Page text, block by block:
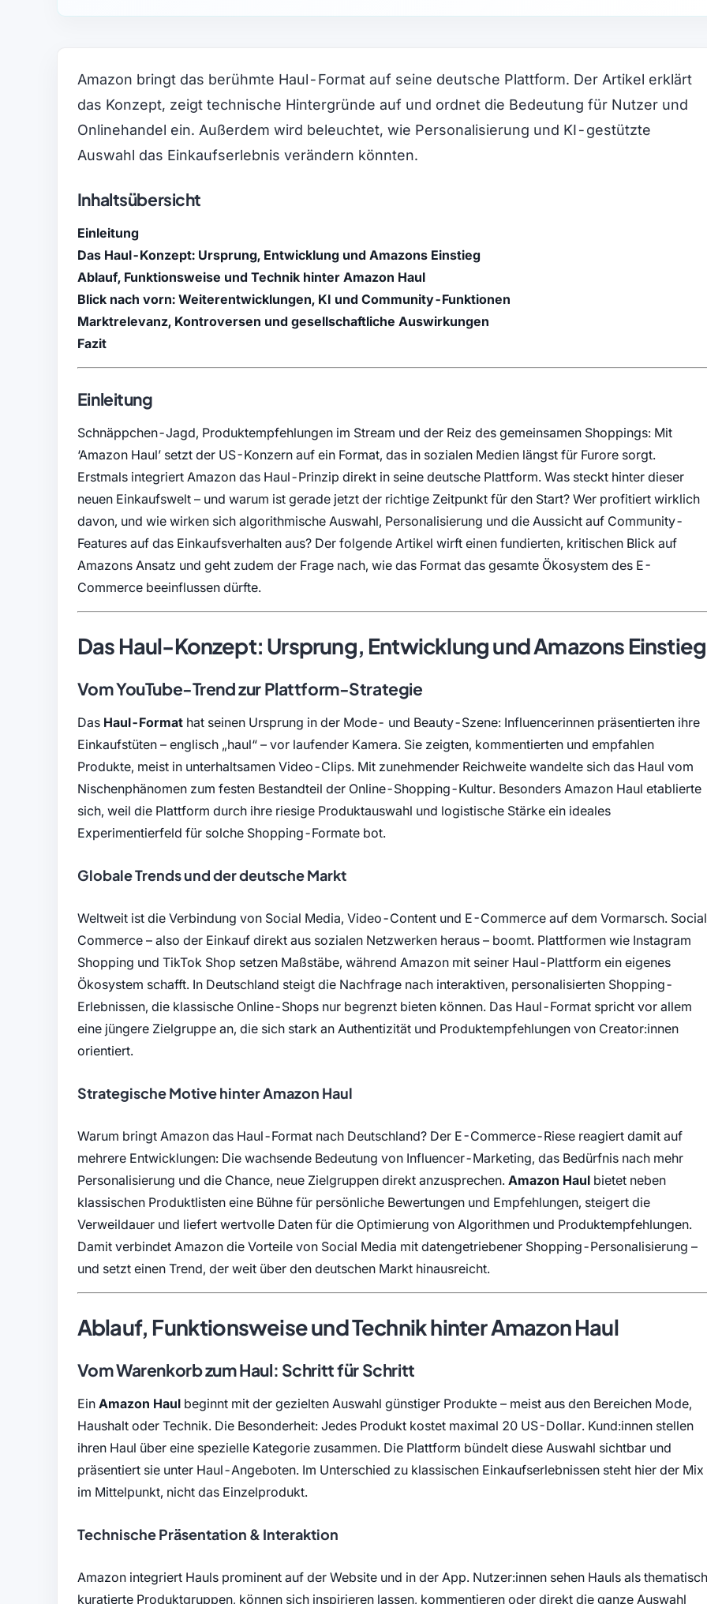
Amazon bringt das berühmte Haul-Format auf seine deutsche Plattform. Der Artikel erklärt
das Konzept, zeigt technische Hintergründe auf und ordnet die Bedeutung für Nutzer und
Onlinehandel ein. Außerdem wird beleuchtet, wie Personalisierung und KI-gestützte
Auswahl das Einkaufserlebnis verändern könnten.
Inhaltsübersicht
Einleitung
Das Haul-Konzept: Ursprung, Entwicklung und Amazons Einstieg
Ablauf, Funktionsweise und Technik hinter Amazon Haul
Blick nach vorn: Weiterentwicklungen, KI und Community-Funktionen
Marktrelevanz, Kontroversen und gesellschaftliche Auswirkungen
Fazit
Einleitung
Schnäppchen-Jagd, Produktempfehlungen im Stream und der Reiz des gemeinsamen Shoppings: Mit
‘Amazon Haul’ setzt der US-Konzern auf ein Format, das in sozialen Medien längst für Furore sorgt.
Erstmals integriert Amazon das Haul-Prinzip direkt in seine deutsche Plattform. Was steckt hinter dieser
neuen Einkaufswelt – und warum ist gerade jetzt der richtige Zeitpunkt für den Start? Wer profitiert wirklich
davon, und wie wirken sich algorithmische Auswahl, Personalisierung und die Aussicht auf Community-
Features auf das Einkaufsverhalten aus? Der folgende Artikel wirft einen fundierten, kritischen Blick auf
Amazons Ansatz und geht zudem der Frage nach, wie das Format das gesamte Ökosystem des E-
Commerce beeinflussen dürfte.
Das Haul-Konzept: Ursprung, Entwicklung und Amazons Einstieg
Vom YouTube-Trend zur Plattform-Strategie
Das Haul-Formathat seinen Ursprung in der Mode- und Beauty-Szene: Influencerinnen präsentierten ihre
Einkaufstüten – englisch „haul“ – vor laufender Kamera. Sie zeigten, kommentierten und empfahlen
Produkte, meist in unterhaltsamen Video-Clips. Mit zunehmender Reichweite wandelte sich das Haul vom
Nischenphänomen zum festen Bestandteil der Online-Shopping-Kultur. Besonders Amazon Haul etablierte
sich, weil die Plattform durch ihre riesige Produktauswahl und logistische Stärke ein ideales
Experimentierfeld für solche Shopping-Formate bot.
Globale Trends und der deutsche Markt
Weltweit ist die Verbindung von Social Media, Video-Content und E-Commerce auf dem Vormarsch. Social
Commerce – also der Einkauf direkt aus sozialen Netzwerken heraus – boomt. Plattformen wie Instagram
Shopping und TikTok Shop setzen Maßstäbe, während Amazon mit seiner Haul-Plattform ein eigenes
Ökosystem schafft. In Deutschland steigt die Nachfrage nach interaktiven, personalisierten Shopping-
Erlebnissen, die klassische Online-Shops nur begrenzt bieten können. Das Haul-Format spricht vor allem
eine jüngere Zielgruppe an, die sich stark an Authentizität und Produktempfehlungen von Creator:innen
orientiert.
Strategische Motive hinter Amazon Haul
Warum bringt Amazon das Haul-Format nach Deutschland? Der E-Commerce-Riese reagiert damit auf
mehrere Entwicklungen: Die wachsende Bedeutung von Influencer-Marketing, das Bedürfnis nach mehr
Personalisierung und die Chance, neue Zielgruppen direkt anzusprechen. Amazon Haulbietet neben
klassischen Produktlisten eine Bühne für persönliche Bewertungen und Empfehlungen, steigert die
Verweildauer und liefert wertvolle Daten für die Optimierung von Algorithmen und Produktempfehlungen.
Damit verbindet Amazon die Vorteile von Social Media mit datengetriebener Shopping-Personalisierung –
und setzt einen Trend, der weit über den deutschen Markt hinausreicht.
Ablauf, Funktionsweise und Technik hinter Amazon Haul
Vom Warenkorb zum Haul: Schritt für Schritt
Ein Amazon Haulbeginnt mit der gezielten Auswahl günstiger Produkte – meist aus den Bereichen Mode,
Haushalt oder Technik. Die Besonderheit: Jedes Produkt kostet maximal 20 US-Dollar. Kund:innen stellen
ihren Haul über eine spezielle Kategorie zusammen. Die Plattform bündelt diese Auswahl sichtbar und
präsentiert sie unter Haul-Angeboten. Im Unterschied zu klassischen Einkaufserlebnissen steht hier der Mix
im Mittelpunkt, nicht das Einzelprodukt.
Technische Präsentation & Interaktion
Amazon integriert Hauls prominent auf der Website und in der App. Nutzer:innen sehen Hauls als thematisch
kuratierte Produktgruppen, können sich inspirieren lassen, kommentieren oder direkt die ganze Auswahl